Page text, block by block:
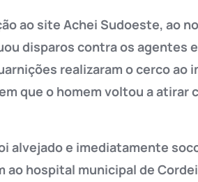
ao site Achei Sudoeste, ao
disparos contra os agentes
realizaram o cerco ao
que o homem voltou a atirar
alvejado e imediatamente
ao hospital municipal de